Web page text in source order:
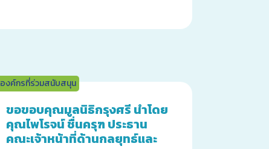
องค์กรที่ร่วมสนับสนุน
ขอขอบคุณมูลนิธิกรุงศรี นำโดย
คุณไพโรจน์ ชื่นครุฑ ประธาน
คณะเจ้าหน้าที่ด้านกลยุทธ์และ